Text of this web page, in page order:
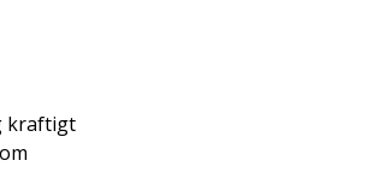
kraftigt